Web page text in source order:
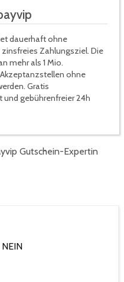
dauerhaft ohne
Zahlungsziel. Die
mehr als 1 Mio.
ohne
Gratis
und gebührenfreier 24h
Gutschein-Expertin